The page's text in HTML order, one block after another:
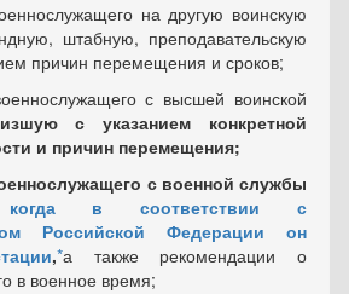
на другую воинскую
штабную, преподавательскую
причин перемещения и сроков;
с высшей воинской
с указанием конкретной
и причин перемещения;
с военной службы
когда в соответствии с
Российской Федерации он
,*а также рекомендации о
в военное время;